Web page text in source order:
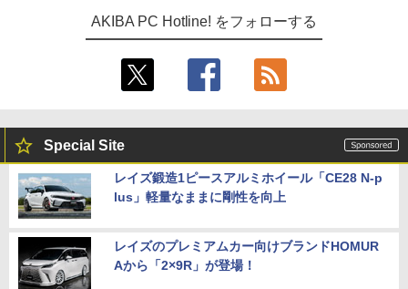
AKIBA PC Hotline! をフォローする
Special Site
レイズ鍛造1ピースアルミホイール「CE28 N-p
lus」軽量なままに剛性を向上
レイズのプレミアムカー向けブランドHOMUR
Aから「2×9R」が登場！